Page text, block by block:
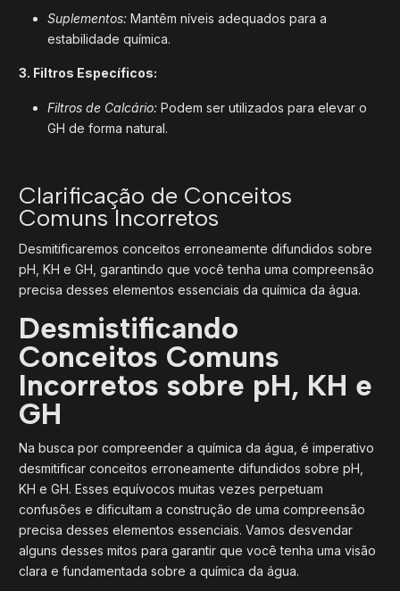
Suplementos: Mantêm níveis adequados para a
estabilidade química.
3. Filtros Específicos:
Filtros de Calcário: Podem ser utilizados para elevar o
GH de forma natural.
Clarificação de Conceitos
Comuns Incorretos
Desmitificaremos conceitos erroneamente difundidos sobre
pH, KH e GH, garantindo que você tenha uma compreensão
precisa desses elementos essenciais da química da água.
Desmistificando
Conceitos Comuns
Incorretos sobre pH, KH e
GH
Na busca por compreender a química da água, é imperativo
desmitificar conceitos erroneamente difundidos sobre pH,
KH e GH. Esses equívocos muitas vezes perpetuam
confusões e dificultam a construção de uma compreensão
precisa desses elementos essenciais. Vamos desvendar
alguns desses mitos para garantir que você tenha uma visão
clara e fundamentada sobre a química da água.